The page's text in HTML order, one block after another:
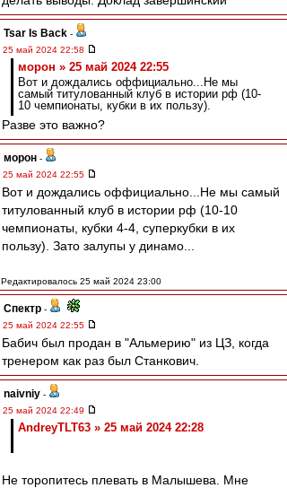
Tsar Is Back -
25 май 2024 22:58
морон » 25 май 2024 22:55
Вот и дождались оффициально...Не мы
самый титулованный клуб в истории рф (10-
10 чемпионаты, кубки в их пользу).
Разве это важно?
морон -
25 май 2024 22:55
Вот и дождались оффициально...Не мы самый
титулованный клуб в истории рф (10-10
чемпионаты, кубки 4-4, суперкубки в их
пользу). Зато залупы у динамо...
Редактировалось 25 май 2024 23:00
Спектр -
25 май 2024 22:55
Бабич был продан в "Альмерию" из ЦЗ, когда
тренером как раз был Станкович.
naivniy -
25 май 2024 22:49
AndreyTLT63 » 25 май 2024 22:28
Не торопитесь плевать в Малышева. Мне